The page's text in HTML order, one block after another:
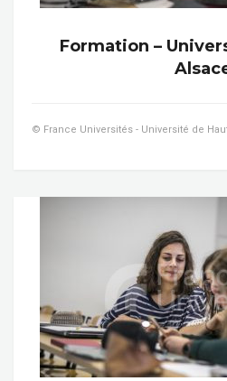
Formation –
© France Universités - Université de